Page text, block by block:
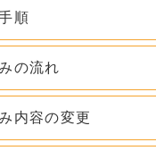
順
の流れ
内容の変更